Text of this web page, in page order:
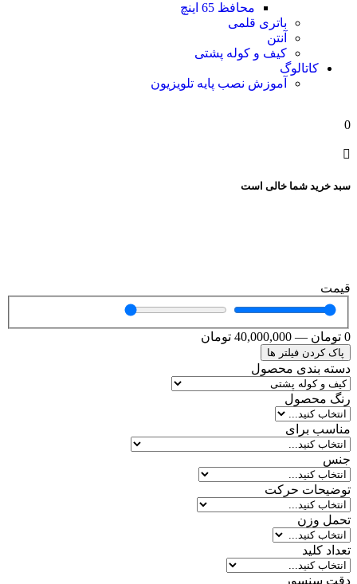
محافظ 65 اینچ
باتری قلمی
آنتن
کیف و کوله پشتی
کاتالوگ
آموزش نصب پایه تلویزیون
0
سبد خرید شما خالی است
قیمت
0 تومان —
40,000,000 تومان
پاک کردن فیلتر ها
دسته بندی محصول
رنگ محصول
مناسب برای
جنس
توضیحات حرکت
تحمل وزن
تعداد کلید
دقت سنسور